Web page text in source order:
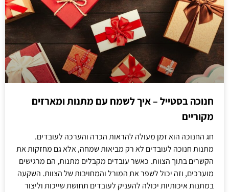
חנוכה בסטייל – איך לשמח עם מתנות ומארזים
מקוריים
חג החנוכה הוא זמן מעולה להראות הכרה והערכה לעובדים.
מתנות חנוכה לעובדים לא רק מביאות שמחה, אלא גם מחזקות את
הקשרים בתוך הצוות. כאשר עובדים מקבלים מתנות, הם מרגישים
מוערכים, וזה יכול לשפר את המורל והמחויבות של הצוות. השקעה
במתנות איכותיות יכולה להעניק לעובדים תחושת שייכות וליצור